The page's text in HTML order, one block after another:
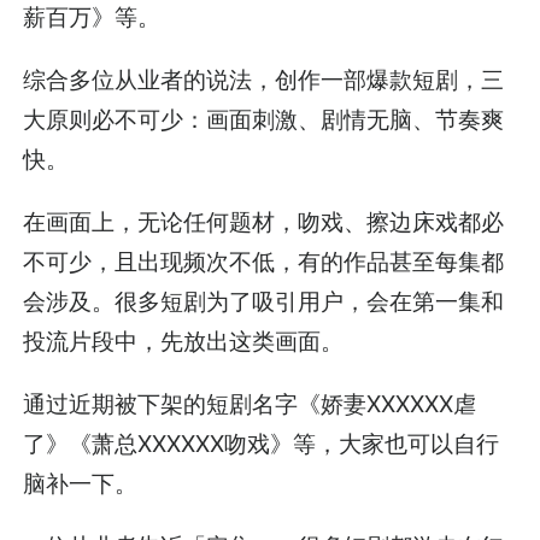
薪百万》等。
综合多位从业者的说法，创作一部爆款短剧，三
大原则必不可少：画面刺激、剧情无脑、节奏爽
快。
在画面上，无论任何题材，吻戏、擦边床戏都必
不可少，且出现频次不低，有的作品甚至每集都
会涉及。很多短剧为了吸引用户，会在第一集和
投流片段中，先放出这类画面。
通过近期被下架的短剧名字《娇妻XXXXXX虐
了》《萧总XXXXXX吻戏》等，大家也可以自行
脑补一下。